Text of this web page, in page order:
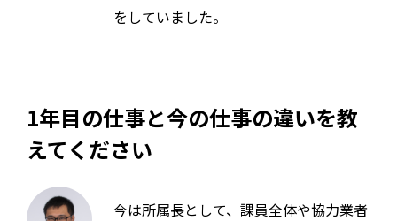
をしていました。
1年目の仕事と今の仕事の違いを教
えてください
今は所属長として、課員全体や協力業者